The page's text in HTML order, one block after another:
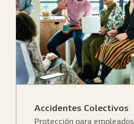
Accidentes Colectivos
Protección para empleados,